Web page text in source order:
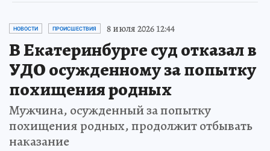
НОВОСТИ ПРОИСШЕСТВИЯ 8 июля 2026 12:44
В Екатеринбурге суд отказал в
УДО осужденному за попытку
похищения родных
Мужчина, осужденный за попытку
похищения родных, продолжит отбывать
наказание